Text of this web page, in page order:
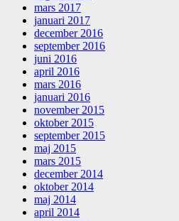
mars 2017
januari 2017
december 2016
september 2016
juni 2016
april 2016
mars 2016
januari 2016
november 2015
oktober 2015
september 2015
maj 2015
mars 2015
december 2014
oktober 2014
maj 2014
april 2014